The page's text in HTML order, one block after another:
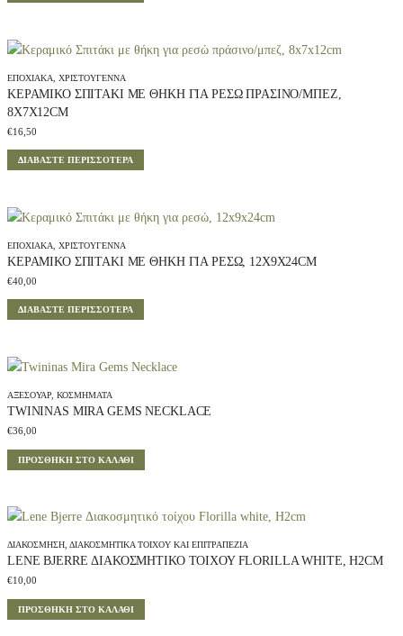
ΕΠΟΧΙΑΚΆ ΧΡΙΣΤΟΎΓΕΝΝΑ
ΚΕΡΑΜΙΚΌ ΣΠΙΤΆΚΙ ΜΕ ΘΉΚΗ ΓΙΑ ΡΕΣΏ ΠΡΆΣΙΝΟ/ΜΠΕΖ,
8X7X12CM
€16,50
ΔΙΑΒΆΣΤΕ ΠΕΡΙΣΣΌΤΕΡΑ
ΕΠΟΧΙΑΚΆ ΧΡΙΣΤΟΎΓΕΝΝΑ
ΚΕΡΑΜΙΚΌ ΣΠΙΤΆΚΙ ΜΕ ΘΉΚΗ ΓΙΑ ΡΕΣΏ, 12X9X24CM
€40,00
ΔΙΑΒΆΣΤΕ ΠΕΡΙΣΣΌΤΕΡΑ
ΑΞΕΣΟΥΆΡ, ΚΟΣΜΉΜΑΤΑ
TWININAS MIRA GEMS NECKLACE
€36,00
ΠΡΟΣΘΉΚΗ ΣΤΟ ΚΑΛΆΘΙ
ΔΙΑΚΌΣΜΗΣΗ, ΔΙΑΚΟΣΜΗΤΙΚΆ ΤΟΊΧΟΥ ΚΑΙ ΕΠΙΤΡΑΠΈΖΙΑ
LENE BJERRE ΔΙΑΚΟΣΜΗΤΙΚΌ ΤΟΊΧΟΥ FLORILLA WHITE, H2CM
€10,00
ΠΡΟΣΘΉΚΗ ΣΤΟ ΚΑΛΆΘΙ